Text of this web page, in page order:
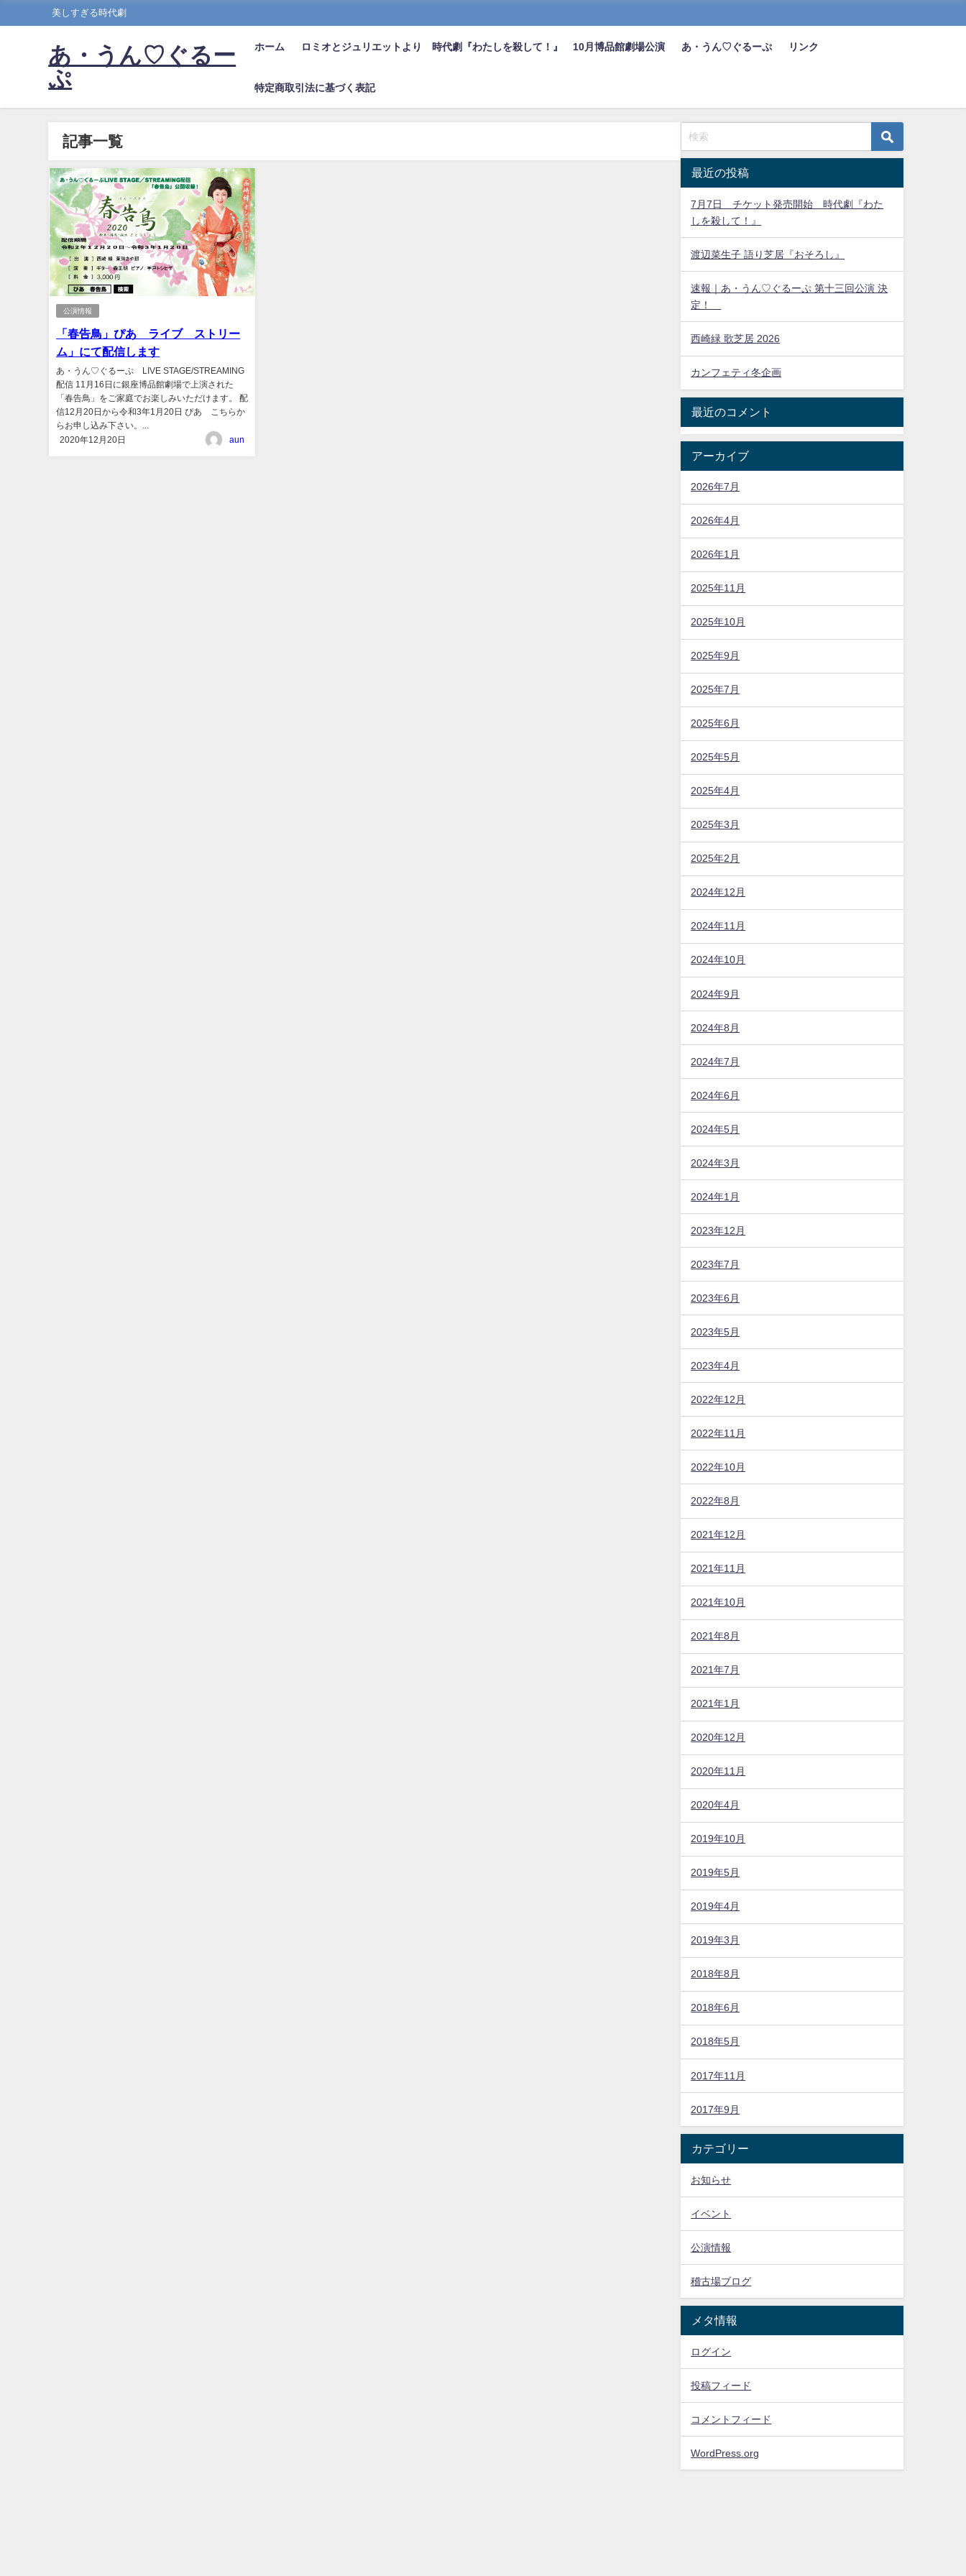
美しすぎる時代劇
あ・うん♡ぐるー
ぷ
ホーム ロミオとジュリエットより 時代劇『わたしを殺して！』 10月博品館劇場公演 あ・うん♡ぐるーぷ リンク
特定商取引法に基づく表記
記事一覧
公演情報
「春告鳥」ぴあ ライブ ストリー
ム」にて配信します
あ・うん♡ぐるーぷ LIVE STAGE/STREAMING
配信 11月16日に銀座博品館劇場で上演された
「春告鳥」をご家庭でお楽しみいただけます。 配
信12月20日から令和3年1月20日 ぴあ こちらか
らお申し込み下さい。...
2020年12月20日
aun
最近の投稿
7月7日 チケット発売開始 時代劇『わた
しを殺して！』
渡辺菜生子 語り芝居『おそろし』
速報｜あ・うん♡ぐるーぷ 第十三回公演 決
定！
西崎緑 歌芝居 2026
カンフェティ冬企画
最近のコメント
アーカイブ
2026年7月
2026年4月
2026年1月
2025年11月
2025年10月
2025年9月
2025年7月
2025年6月
2025年5月
2025年4月
2025年3月
2025年2月
2024年12月
2024年11月
2024年10月
2024年9月
2024年8月
2024年7月
2024年6月
2024年5月
2024年3月
2024年1月
2023年12月
2023年7月
2023年6月
2023年5月
2023年4月
2022年12月
2022年11月
2022年10月
2022年8月
2021年12月
2021年11月
2021年10月
2021年8月
2021年7月
2021年1月
2020年12月
2020年11月
2020年4月
2019年10月
2019年5月
2019年4月
2019年3月
2018年8月
2018年6月
2018年5月
2017年11月
2017年9月
カテゴリー
お知らせ
イベント
公演情報
稽古場ブログ
メタ情報
ログイン
投稿フィード
コメントフィード
WordPress.org